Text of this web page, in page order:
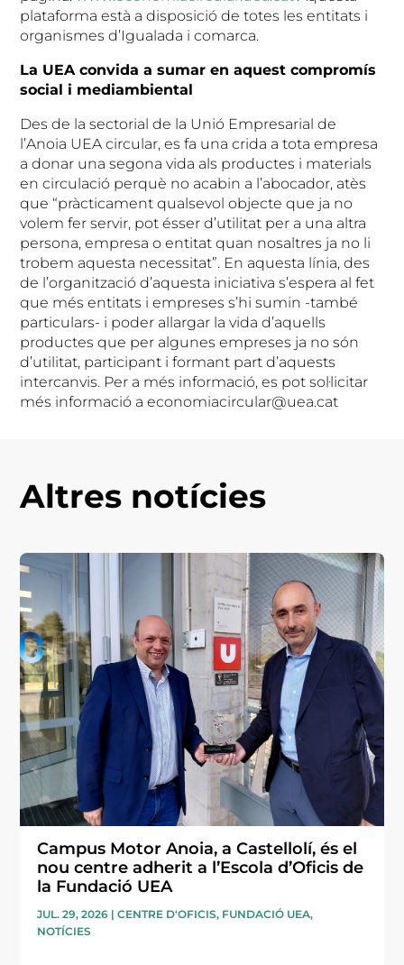
plataforma està a disposició de totes les entitats i
organismes d’Igualada i comarca.
La UEA convida a sumar en aquest compromís
social i mediambiental
Des de la sectorial de la Unió Empresarial de
l’Anoia UEA circular, es fa una crida a tota empresa
a donar una segona vida als productes i materials
en circulació perquè no acabin a l’abocador, atès
que “pràcticament qualsevol objecte que ja no
volem fer servir, pot ésser d’utilitat per a una altra
persona, empresa o entitat quan nosaltres ja no li
trobem aquesta necessitat”. En aquesta línia, des
de l’organització d’aquesta iniciativa s’espera al fet
que més entitats i empreses s’hi sumin -també
particulars- i poder allargar la vida d’aquells
productes que per algunes empreses ja no són
d’utilitat, participant i formant part d’aquests
intercanvis. Per a més informació, es pot sol·licitar
més informació a economiacircular@uea.cat
Altres notícies
Campus Motor Anoia, a Castellolí, és el
nou centre adherit a l’Escola d’Oficis de
la Fundació UEA
JUL. 29, 2026 |CENTRE D'OFICIS, FUNDACIÓ UEA,
NOTÍCIES